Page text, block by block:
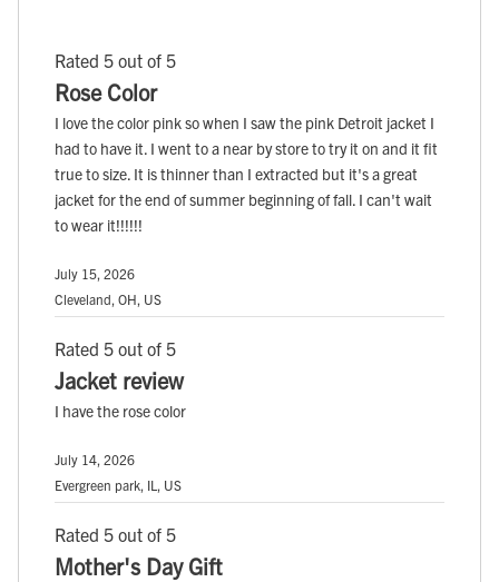
Rated 5 out of 5
Rose Color
I love the color pink so when I saw the pink Detroit jacket I
had to have it. I went to a near by store to try it on and it fit
true to size. It is thinner than I extracted but it's a great
jacket for the end of summer beginning of fall. I can't wait
to wear it!!!!!!
July 15, 2026
Cleveland, OH, US
Rated 5 out of 5
Jacket review
I have the rose color
July 14, 2026
Evergreen park, IL, US
Rated 5 out of 5
Mother's Day Gift